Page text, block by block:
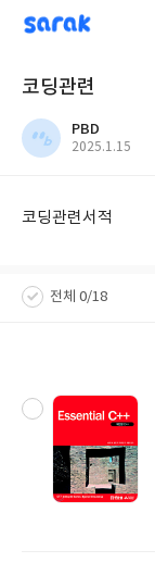
sarak
코딩관련
PBD
작
2025.1.15
코딩관련서적
전체 0/18